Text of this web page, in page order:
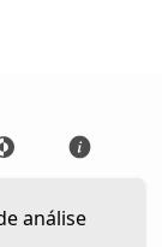
análise